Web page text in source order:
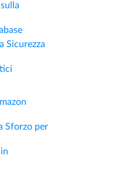
Sicurezza
Sforzo per